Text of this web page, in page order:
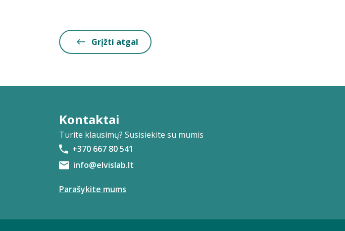
Grįžti atgal
Kontaktai
Turite klausimų? Susisiekite su mumis
+370 667 80 541
info@elvislab.lt
Parašykite mums